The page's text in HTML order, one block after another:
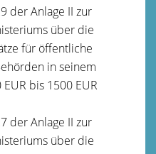
der Anlage II zur
über die
für öffentliche
in seinem
bis 1500 EUR
der Anlage II zur
über die